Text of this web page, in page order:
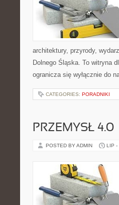
architektury, przyrody,
Dolnego Śląska. To witryna
ogranicza się wyłącznie do
CATEGORIES: PORADNIKI
PRZEMYSŁ 4.0
POSTED BY ADMIN LIP -